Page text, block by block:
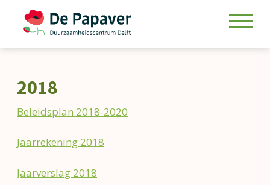
content2018
Beleidsplan 2018-2020
Jaarrekening 2018
Jaarverslag 2018